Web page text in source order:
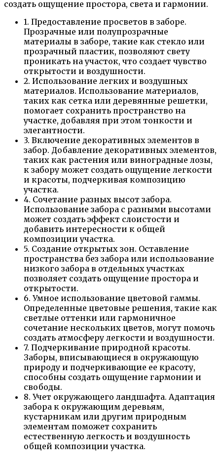
создать ощущение простора, света и гармонии.
1. Предоставление просветов в заборе.
Прозрачные или полупрозрачные
материалы в заборе, такие как стекло или
прозрачный пластик, позволяют свету
проникать на участок, что создает чувство
открытости и воздушности.
2. Использование легких и воздушных
материалов. Использование материалов,
таких как сетка или деревянные решетки,
помогает сохранить пространство на
участке, добавляя при этом тонкости и
элегантности.
3. Включение декоративных элементов в
забор. Добавление декоративных элементов,
таких как растения или виноградные лозы,
к забору может создать ощущение легкости
и красоты, подчеркивая композицию
участка.
4. Сочетание разных высот забора.
Использование забора с разными высотами
может создать эффект слоистости и
добавить интересности к общей
композиции участка.
5. Создание открытых зон. Оставление
пространства без забора или использование
низкого забора в отдельных участках
позволяет создать ощущение простора и
открытости.
6. Умное использование цветовой гаммы.
Определенные цветовые решения, такие как
светлые оттенки или гармоничное
сочетание нескольких цветов, могут помочь
создать атмосферу легкости и воздушности.
7. Подчеркивание природной красоты.
Заборы, вписывающиеся в окружающую
природу и подчеркивающие ее красоту,
способны создать ощущение гармонии и
свободы.
8. Учет окружающего ландшафта. Адаптация
забора к окружающим деревьям,
кустарникам или другим природным
элементам поможет сохранить
естественную легкость и воздушность
общей композиции участка.